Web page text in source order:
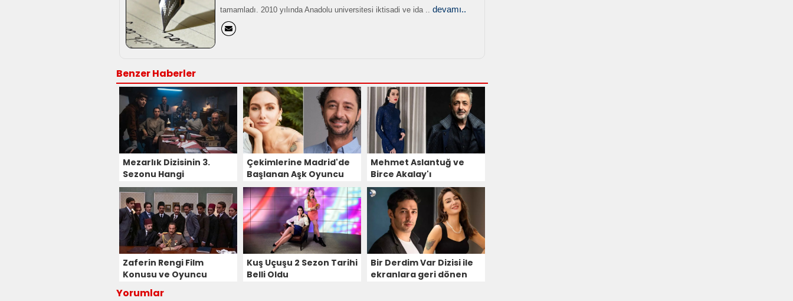
tamamladı. 2010 yılında Anadolu universitesi iktisadi ve ida .. devamı..
Benzer Haberler
Mezarlık Dizisinin 3.
Sezonu Hangi
Platformda ve Ne
Zaman Başlıyor?
Çekimlerine Madrid'de
Başlanan Aşk Oyuncu
Kadrosunda Sürpriz
Oyuncular Görüldü!
Mehmet Aslantuğ ve
Birce Akalay'ı
Buluşturan Aşk Dizisi
Konusu ve Oyuncu
Kadrosu
Zaferin Rengi Film
Konusu ve Oyuncu
Kuş Uçuşu 2 Sezon Tarihi
Belli Oldu
Bir Derdim Var Dizisi ile
ekranlara geri dönen
Yorumlar